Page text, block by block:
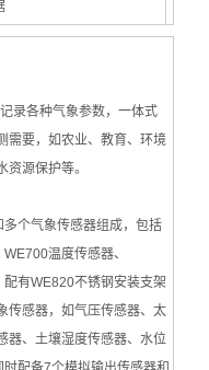
各种气象参数，一体式
需要，如农业、教育、环境
源保护等。
个气象传感器组成，包括
温度传感器、
有WE820不锈钢安装支架
传感器，如气压传感器、太
器、土壤湿度传感器、水位